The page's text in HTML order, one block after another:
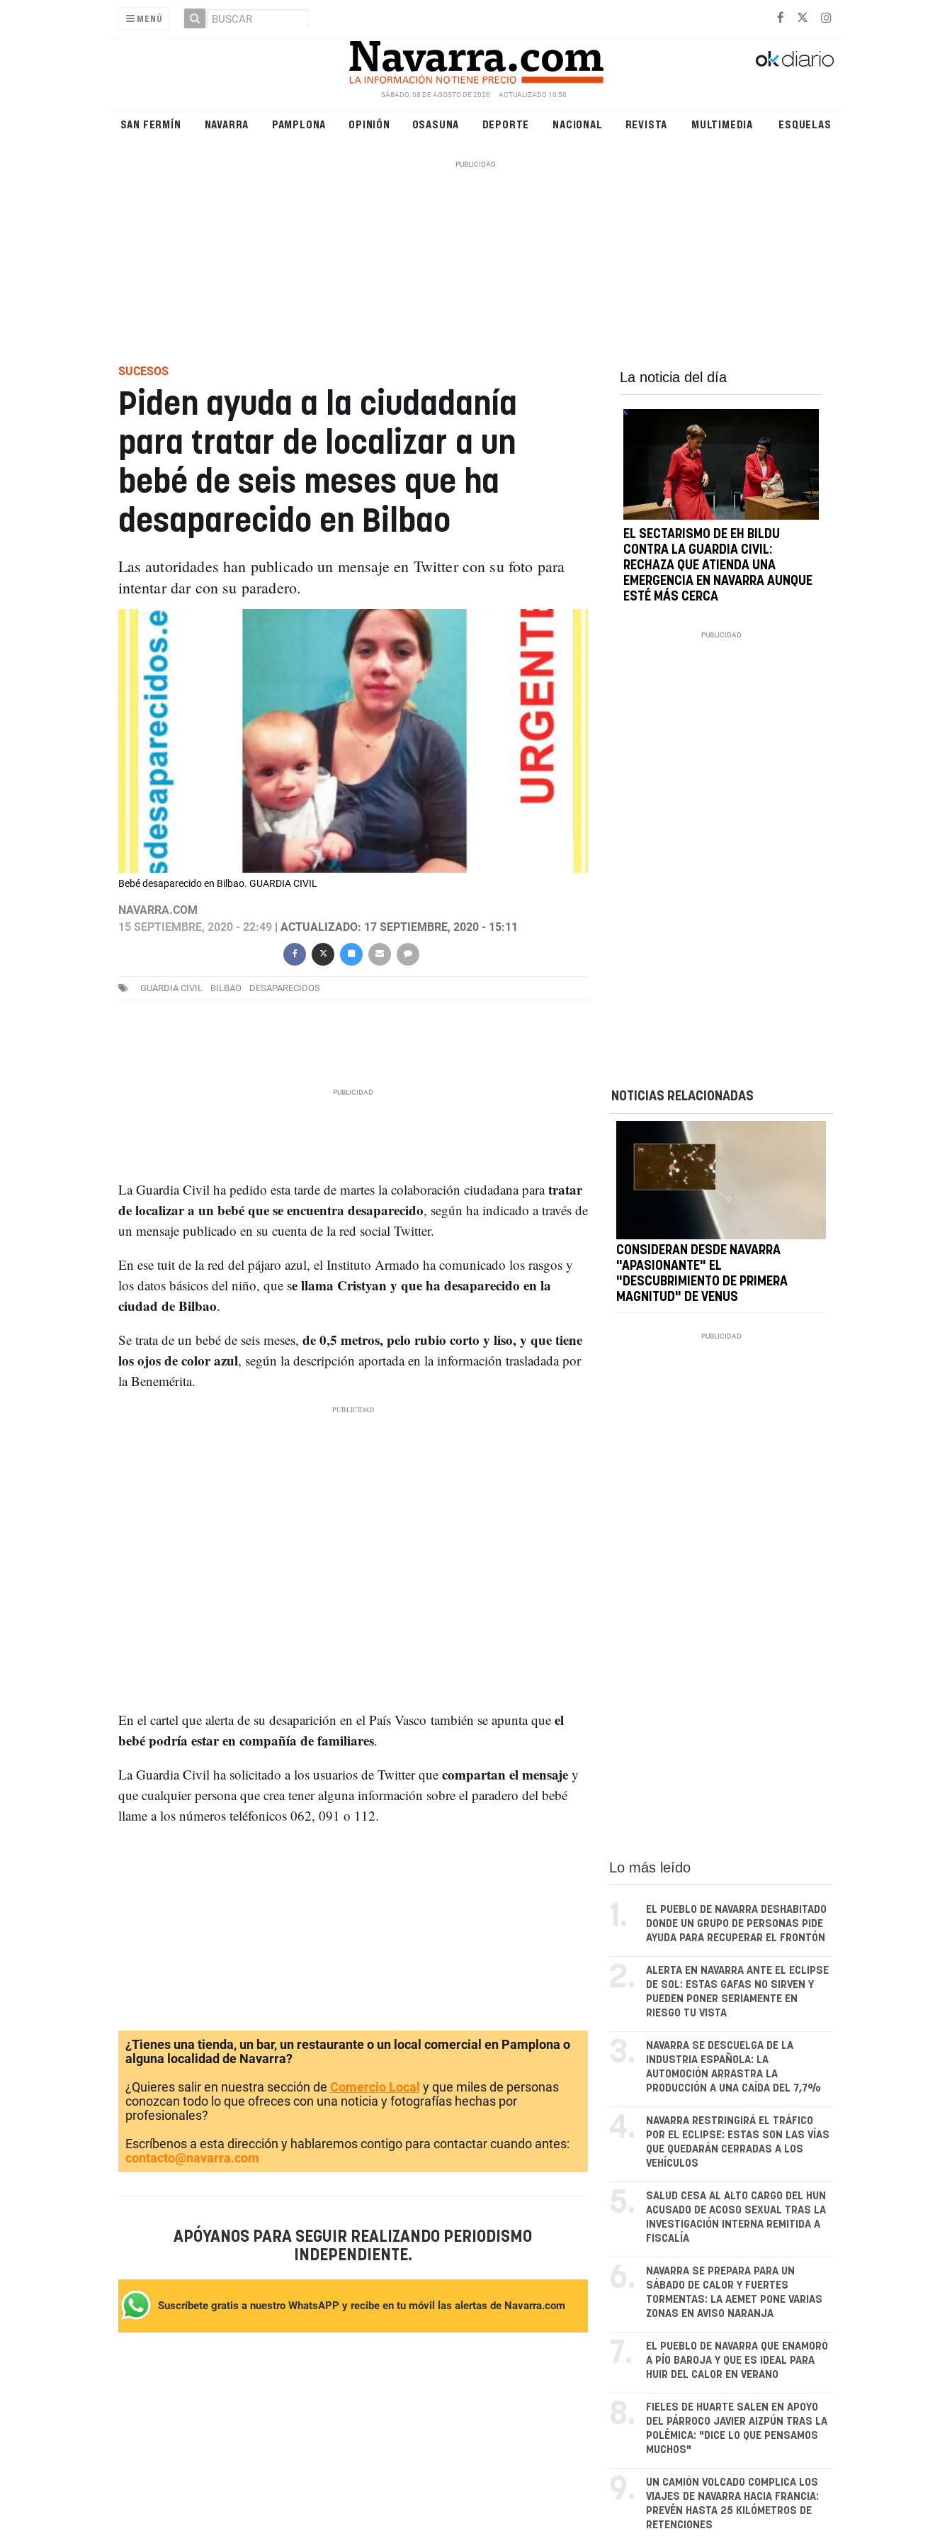
MENÚ
SÁBADO, 08 DE AGOSTO DE 2026 ACTUALIZADO 10:58
SAN FERMÍN NAVARRA PAMPLONA OPINIÓN OSASUNA DEPORTE NACIONAL REVISTA MULTIMEDIA ESQUELAS
SUCESOS
Piden ayuda a la ciudadanía
para tratar de localizar a un
bebé de seis meses que ha
desaparecido en Bilbao
Las autoridades han publicado un mensaje en Twitter con su foto para
intentar dar con su paradero.
Bebé desaparecido en Bilbao. GUARDIA CIVIL
NAVARRA.COM
15 SEPTIEMBRE, 2020 - 22:49| ACTUALIZADO: 17 SEPTIEMBRE, 2020 - 15:11
GUARDIA CIVIL BILBAO DESAPARECIDOS
La noticia del día
EL SECTARISMO DE EH BILDU
CONTRA LA GUARDIA CIVIL:
RECHAZA QUE ATIENDA UNA
EMERGENCIA EN NAVARRA AUNQUE
ESTÉ MÁS CERCA
La Guardia Civil ha pedido esta tarde de martes la colaboración ciudadana paratratar
de localizar a un bebé que se encuentra desaparecido, según ha indicado a través de
un mensaje publicado en su cuenta de la red social Twitter.
En ese tuit de la red del pájaro azul, el Instituto Armado ha comunicado los rasgos y
los datos básicos del niño, que se llama Cristyan y que ha desaparecido en la
ciudad de Bilbao.
Se trata de un bebé de seis meses, de 0,5 metros, pelo rubio corto y liso, y que tiene
los ojos de color azul, según la descripción aportada en la información trasladada por
la Benemérita.
En el cartel que alerta de su desaparición en el País Vasco también se apunta que el
bebé podría estar en compañía de familiares.
La Guardia Civil ha solicitado a los usuarios de Twitter que compartan el mensaje y
que cualquier persona que crea tener alguna información sobre el paradero del bebé
llame a los números teléfonicos 062, 091 o 112.
NOTICIAS RELACIONADAS
CONSIDERAN DESDE NAVARRA
"APASIONANTE" EL
"DESCUBRIMIENTO DE PRIMERA
MAGNITUD" DE VENUS
¿Tienes una tienda, un bar, un restaurante o un local comercial en Pamplona o
alguna localidad de Navarra?
¿Quieres salir en nuestra sección de Comercio Local y que miles de personas
conozcan todo lo que ofreces con una noticia y fotografías hechas por
profesionales?
Escríbenos a esta dirección y hablaremos contigo para contactar cuando antes:
contacto@navarra.com
APÓYANOS PARA SEGUIR REALIZANDO PERIODISMO
INDEPENDIENTE.
Suscríbete gratis a nuestro WhatsAPP y recibe en tu móvil las alertas de Navarra.com
Lo más leído
1.
EL PUEBLO DE NAVARRA DESHABITADO
DONDE UN GRUPO DE PERSONAS PIDE
AYUDA PARA RECUPERAR EL FRONTÓN
2.
ALERTA EN NAVARRA ANTE EL ECLIPSE
DE SOL: ESTAS GAFAS NO SIRVEN Y
PUEDEN PONER SERIAMENTE EN
RIESGO TU VISTA
3.
NAVARRA SE DESCUELGA DE LA
INDUSTRIA ESPAÑOLA: LA
AUTOMOCIÓN ARRASTRA LA
PRODUCCIÓN A UNA CAÍDA DEL 7,7%
4.
NAVARRA RESTRINGIRÁ EL TRÁFICO
POR EL ECLIPSE: ESTAS SON LAS VÍAS
QUE QUEDARÁN CERRADAS A LOS
VEHÍCULOS
5.
SALUD CESA AL ALTO CARGO DEL HUN
ACUSADO DE ACOSO SEXUAL TRAS LA
INVESTIGACIÓN INTERNA REMITIDA A
FISCALÍA
6.
NAVARRA SE PREPARA PARA UN
SÁBADO DE CALOR Y FUERTES
TORMENTAS: LA AEMET PONE VARIAS
ZONAS EN AVISO NARANJA
7.
EL PUEBLO DE NAVARRA QUE ENAMORÓ
A PÍO BAROJA Y QUE ES IDEAL PARA
HUIR DEL CALOR EN VERANO
8.
FIELES DE HUARTE SALEN EN APOYO
DEL PÁRROCO JAVIER AIZPÚN TRAS LA
POLÉMICA: "DICE LO QUE PENSAMOS
MUCHOS"
9.
UN CAMIÓN VOLCADO COMPLICA LOS
VIAJES DE NAVARRA HACIA FRANCIA:
PREVÉN HASTA 25 KILÓMETROS DE
RETENCIONES